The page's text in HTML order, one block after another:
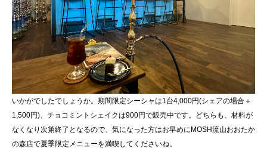
いかがでしたでしょうか。期間限定シーシャは1台4,000円(シェアの場合＋
1,500円)、チョコミントシェイクは900円で販売中です。どちらも、材料が
なくなり次第終了となるので、気になった方はお早めにMOSH流山おおたか
の森店で夏季限定メニューを満喫してくださいね。